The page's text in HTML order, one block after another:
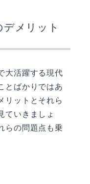
メリット
大活躍する現代
とばかりではあ
リットとそれら
ていきましょ
らの問題点も乗